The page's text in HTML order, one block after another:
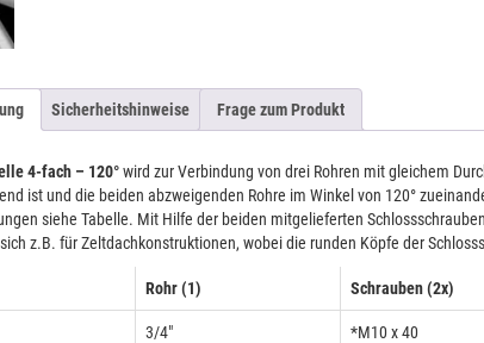
Sicherheitshinweise Frage zum Produkt
4-fach – 120°wird zur Verbindung von drei Rohren mit gleichem
ist und die beiden abzweigenden Rohre im Winkel von 120°
siehe Tabelle. Mit Hilfe der beiden mitgelieferten
z.B. für Zeltdachkonstruktionen, wobei die runden Köpfe der
Rohr (1) Schrauben (2x)
3/4″ *M10 x 40